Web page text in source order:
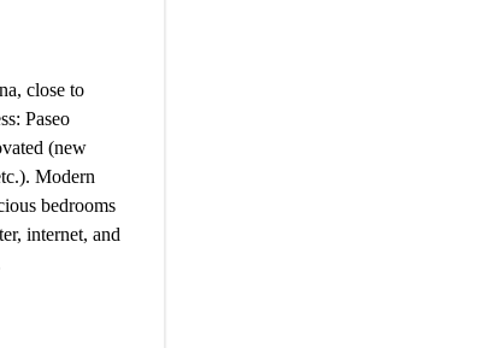
close to
Paseo
(new
Modern
bedrooms
internet, and